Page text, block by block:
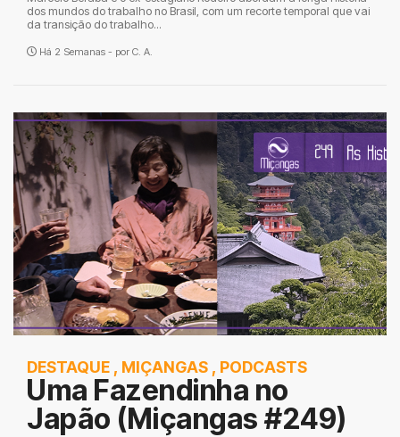
dos mundos do trabalho no Brasil, com um recorte temporal que vai
da transição do trabalho...
Há 2 Semanas - por C. A.
DESTAQUE , MIÇANGAS , PODCASTS
Uma Fazendinha no
Japão (Miçangas #249)